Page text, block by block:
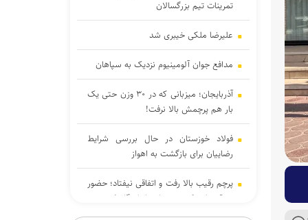
تمرینات تیم بزرگسالان
علیرضا ملکی خیبری شد
مدافع جوان آلومینیوم نزدیک به سپاهان
آذربایجان؛ میزبانی که در ۳۰ وزن حتی یک
بار هم پرچمش بالا نرفت!
فولاد خوزستان در حال بررسی شرایط
رضاییان برای بازگشت به اهواز
پرچم رقیب بالا رفت و اتفاقی نیفتاد؛ حضور
در قهرمانی کشتی جهان با بادیگارد!